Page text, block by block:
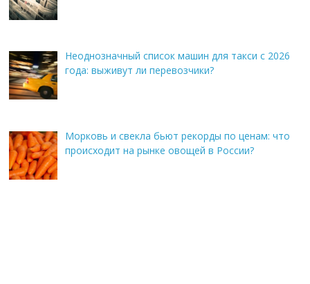
Неоднозначный список машин для такси с 2026
года: выживут ли перевозчики?
Морковь и свекла бьют рекорды по ценам: что
происходит на рынке овощей в России?